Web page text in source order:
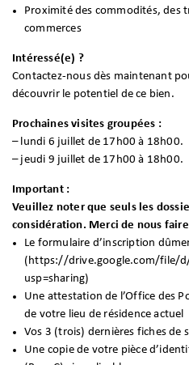
Proximité des commodités, des
commerces
Intéressé(e) ?
Contactez-nous dès maintenant
découvrir le potentiel de ce bien.
Prochaines visites groupées :
– lundi 6 juillet de 17h00 à 18h00.
– jeudi 9 juillet de 17h00 à 18h00.
Important :
Veuillez noter que seuls les
considération. Merci de nous
Le formulaire d’inscription
(https://drive.google.com/file/
usp=sharing)
Une attestation de l’Office des
de votre lieu de résidence actuel
Vos 3 (trois) dernières fiches de
Une copie de votre pièce